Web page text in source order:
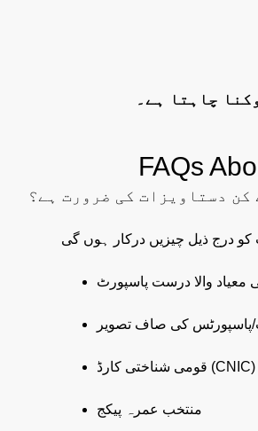
چاہتا ہے۔
کن دستاویزات کی ضرورت ہے؟
پاسپورٹس کی صاف تصویر
قومی شناختی کارڈ (CNIC)
منتخب عمرہ پیکج